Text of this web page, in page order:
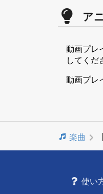
ア
動画プレ
してくだ
動画プレ
楽曲
使い